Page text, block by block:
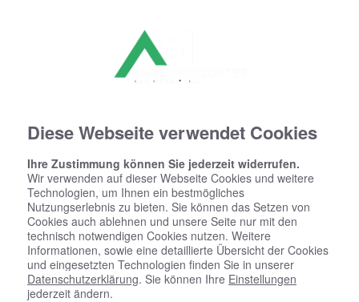
Diese Webseite verwendet Cookies
Ihre Zustimmung können Sie jederzeit widerrufen.
Wir verwenden auf dieser Webseite Cookies und weitere
Technologien, um Ihnen ein bestmögliches
Nutzungserlebnis zu bieten. Sie können das Setzen von
Cookies auch ablehnen und unsere Seite nur mit den
technisch notwendigen Cookies nutzen. Weitere
Informationen, sowie eine detaillierte Übersicht der Cookies
und eingesetzten Technologien finden Sie in unserer
Datenschutzerklärung. Sie können Ihre Einstellungen
jederzeit ändern.